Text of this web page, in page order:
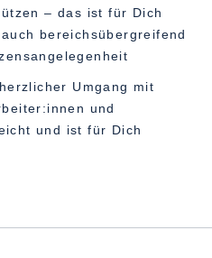
– das ist für Dich
bereichsübergreifend
Umgang mit
und
und ist für Dich